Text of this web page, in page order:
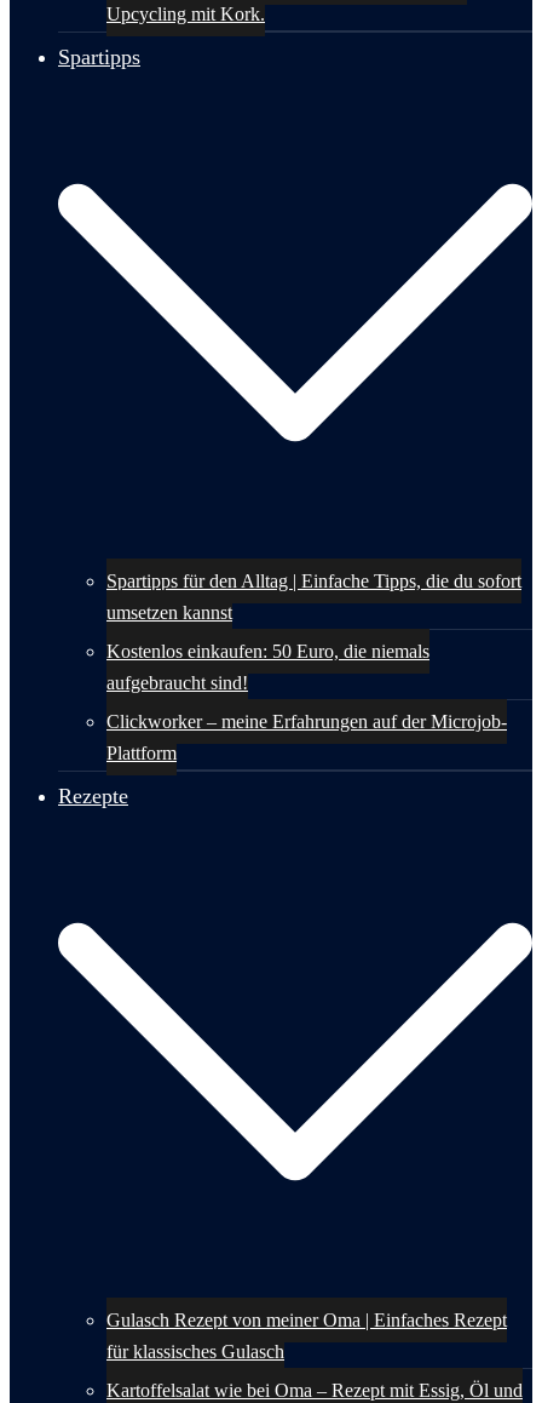
Upcycling mit Kork.
Spartipps
Spartipps für den Alltag | Einfache Tipps, die du sofort
umsetzen kannst
Kostenlos einkaufen: 50 Euro, die niemals
aufgebraucht sind!
Clickworker – meine Erfahrungen auf der Microjob-
Plattform
Rezepte
Gulasch Rezept von meiner Oma | Einfaches Rezept
für klassisches Gulasch
Kartoffelsalat wie bei Oma – Rezept mit Essig, Öl und